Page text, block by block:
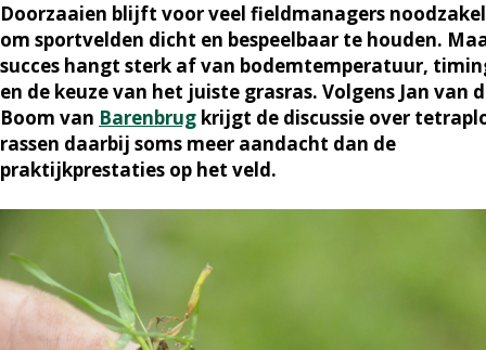
Doorzaaien blijft voor veel fieldmanagers
om sportvelden dicht en bespeelbaar te houden.
succes hangt sterk af van bodemtemperatuur,
en de keuze van het juiste grasras. Volgens Jan van
Boom van Barenbrug krijgt de discussie over
rassen daarbij soms meer aandacht dan de
praktijkprestaties op het veld.